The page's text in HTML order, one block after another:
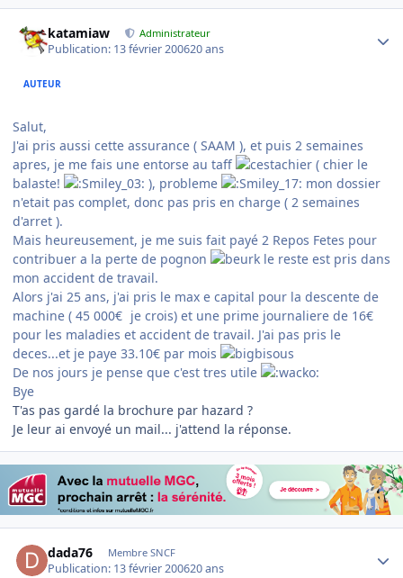
katamiaw Administrateur
Publication: 13 février 200620 ans
AUTEUR
Salut,
J'ai pris aussi cette assurance ( SAAM ), et puis 2 semaines
apres, je me fais une entorse au taff
( chier le
balaste!
), probleme
mon dossier
n'etait pas complet, donc pas pris en charge ( 2 semaines
d'arret ).
Mais heureusement, je me suis fait payé 2 Repos Fetes pour
contribuer a la perte de pognon
le reste est pris dans
mon accident de travail.
Alors j'ai 25 ans, j'ai pris le max e capital pour la descente de
machine ( 45 000€ je crois) et une prime journaliere de 16€
pour les maladies et accident de travail. J'ai pas pris le
deces...et je paye 33.10€ par mois
De nos jours je pense que c'est tres utile
Bye
T'as pas gardé la brochure par hazard ?
Je leur ai envoyé un mail... j'attend la réponse.
dada76 Membre SNCF
Publication: 13 février 200620 ans